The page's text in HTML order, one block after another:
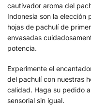
cautivador aroma del
Indonesia son la
hojas de pachulí de
envasadas
potencia.
Experimente el
del pachulí con nuestras
calidad. Haga su pedido
sensorial sin igual.